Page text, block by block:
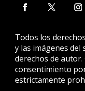
Todos los
y las imágenes
derechos de
consentimiento
estrictamente